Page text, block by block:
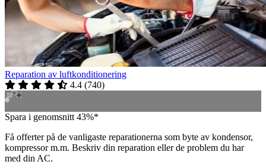
Reparation av luftkonditionering
4.4 (740)
Spara i genomsnitt 43%*
Få offerter på de vanligaste reparationerna som byte av kondensor,
kompressor m.m. Beskriv din reparation eller de problem du har
med din AC.